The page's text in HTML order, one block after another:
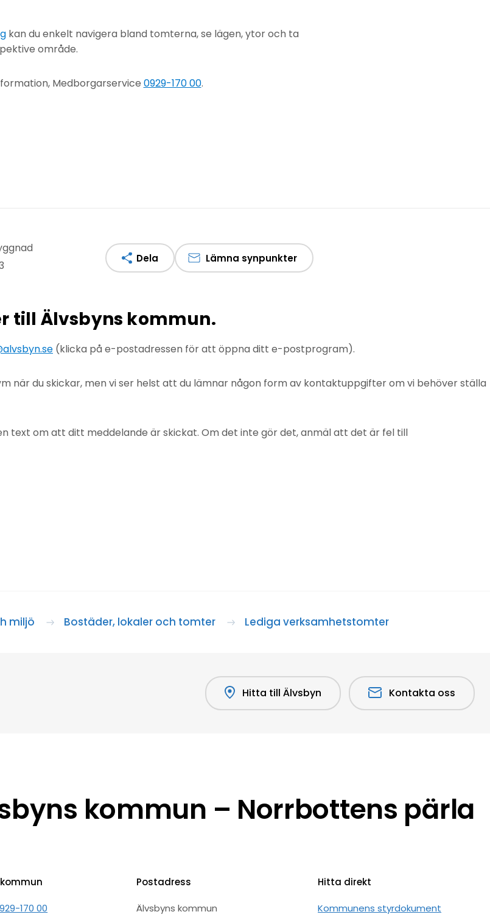
kan du enkelt navigera bland tomterna, se lägen, ytor och ta
område.
Medborgarservice 0929-170 00.
Dela Lämna synpunkter
till Älvsbyns kommun.
(klicka på e-postadressen för att öppna ditt e-postprogram).
när du skickar, men vi ser helst att du lämnar någon form av kontaktuppgifter om vi behöver ställa
text om att ditt meddelande är skickat. Om det inte gör det, anmäl att det är fel till
miljö Bostäder, lokaler och tomter Lediga verksamhetstomter
Hitta till Älvsbyn Kontakta oss
kommun – Norrbottens pärla
170 00
Postadress
Älvsbyns kommun
Hitta direkt
Kommunens styrdokument